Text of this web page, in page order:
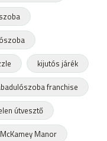
kijutós járék
franchise
útvesztő
McKamey Manor